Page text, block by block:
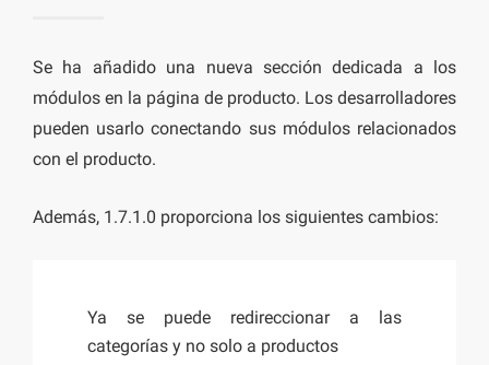
Se ha añadido una nueva sección dedicada a los
módulos en la página de producto. Los desarrolladores
pueden usarlo conectando sus módulos relacionados
con el producto.
Además, 1.7.1.0 proporciona los siguientes cambios:
Ya se puede redireccionar a las
categorías y no solo a productos